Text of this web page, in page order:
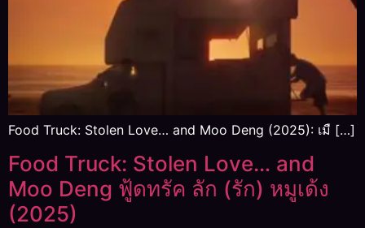
Food Truck: Stolen Love… and Moo Deng (2025): เมื […]
Food Truck: Stolen Love… and
Moo Deng ฟู้ดทรัค ลัก (รัก) หมูเด้ง
(2025)